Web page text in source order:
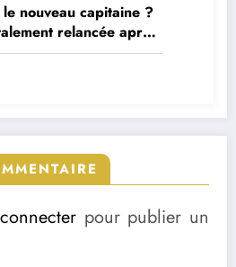
nouveau capitaine ?
relancée après
pour publier un